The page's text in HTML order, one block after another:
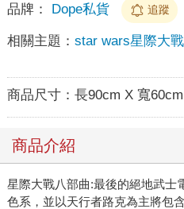
品牌： Dope私貨 追蹤
相關主題： star wars星際大戰
商品尺寸： 長90cm X 寬
商品介紹
星際大戰八部曲:最後的絕地武士
色系，並以天行者路克為主將包